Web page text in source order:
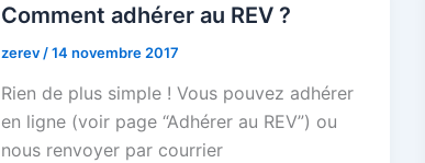
Comment adhérer au REV ?
zerev /14 novembre 2017
Rien de plus simple ! Vous pouvez adhérer
en ligne (voir page “Adhérer au REV”) ou
nous renvoyer par courrier